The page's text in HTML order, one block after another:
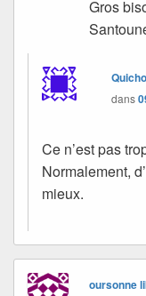
Gros
dans
Ce n’est pas
Normalement,
mieux.
oursonne